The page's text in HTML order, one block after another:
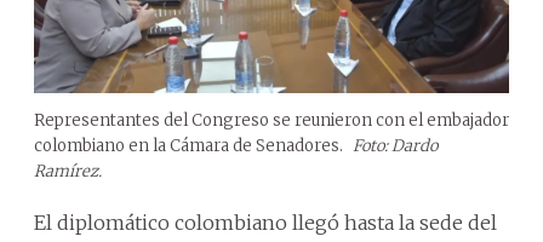
Representantes del Congreso se reunieron con el embajador
colombiano en la Cámara de Senadores. Foto: Dardo
Ramírez.
El diplomático colombiano llegó hasta la sede del